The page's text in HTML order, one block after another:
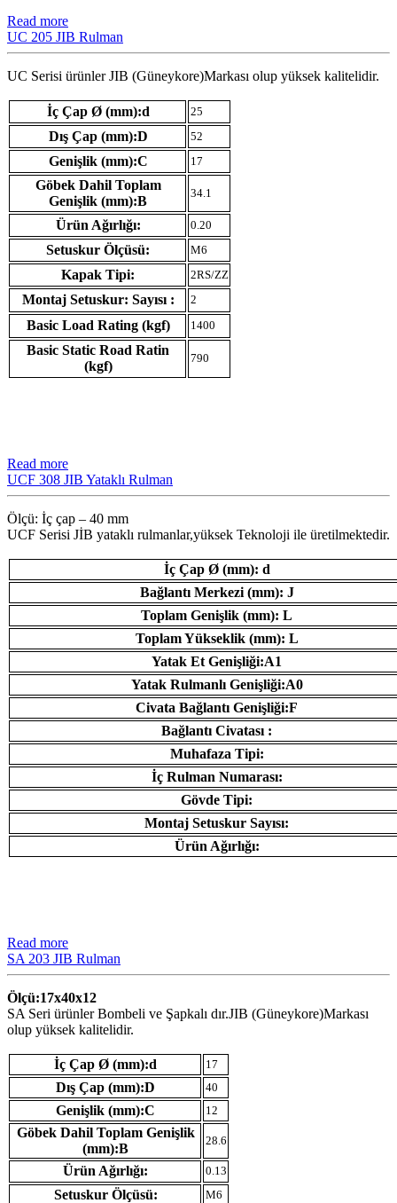
Read more
UC 205 JIB Rulman
UC Serisi ürünler JIB (Güneykore)Markası olup yüksek kalitelidir.
İç Çap Ø (mm):d 25
Dış Çap (mm):D 52
Genişlik (mm):C 17
Göbek Dahil Toplam
Genişlik (mm):B
34.1
Ürün Ağırlığı: 0.20
Setuskur Ölçüsü: M6
Kapak Tipi: 2RS/ZZ
Montaj Setuskur: Sayısı : 2
Basic Load Rating (kgf) 1400
Basic Static Road Ratin
(kgf)
790
Read more
UCF 308 JIB Yataklı Rulman
Ölçü: İç çap – 40 mm
UCF Serisi JİB ​​yataklı rulmanlar,yüksek Teknoloji ile üretilmektedir.
İç Çap Ø (mm): d
Bağlantı Merkezi (mm): J
Toplam Genişlik (mm): L
Toplam Yükseklik (mm): L
Yatak Et Genişliği:A1
Yatak Rulmanlı Genişliği:A0
Civata Bağlantı Genişliği:F
Bağlantı Civatası :
Muhafaza Tipi:
İç Rulman Numarası:
Gövde Tipi:
Montaj Setuskur Sayısı:
Ürün Ağırlığı:
Read more
SA 203 JIB Rulman
Ölçü:17x40x12
SA Seri ürünler Bombeli ve Şapkalı dır.JIB (Güneykore)Markası
olup yüksek kalitelidir.
İç Çap Ø (mm):d 17
Dış Çap (mm):D 40
Genişlik (mm):C 12
Göbek Dahil Toplam Genişlik
(mm):B
28.6
Ürün Ağırlığı: 0.13
Setuskur Ölçüsü: M6